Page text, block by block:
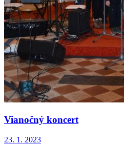
Vianočný koncert
23. 1. 2023